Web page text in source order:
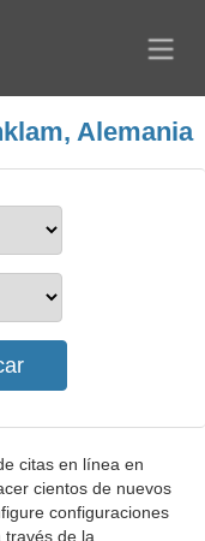
Alemania
citas en línea en
cientos de nuevos
configuraciones
través de la